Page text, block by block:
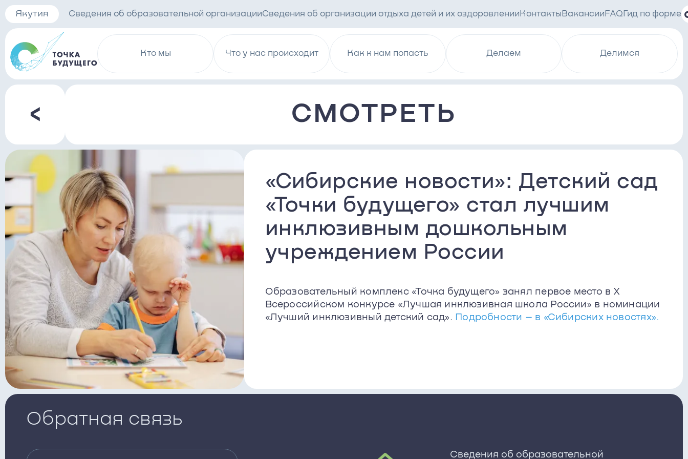
Якутия Сведения об образовательной организацииСведения об организации отдыха детей и их оздоровлении Контакты Вакансии FAQ Гид по форме
Кто мы Что у нас происходит Как к нам попасть Делаем Делимся
СМОТРЕТЬ
«Сибирские новости»: Детский сад
«Точки будущего» стал лучшим
инклюзивным дошкольным
учреждением России
Образовательный комплекс «Точка будущего» занял первое место в X
Всероссийском конкурсе «Лучшая инклюзивная школа России» в номинации
«Лучший инклюзивный детский сад». Подробности – в «Сибирских новостях».
Обратная связь
Сведения об образовательной